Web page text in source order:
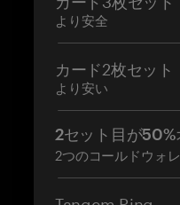
より安全
カード2枚セット
より安い
2セット目が50%
2つのコールドウォ